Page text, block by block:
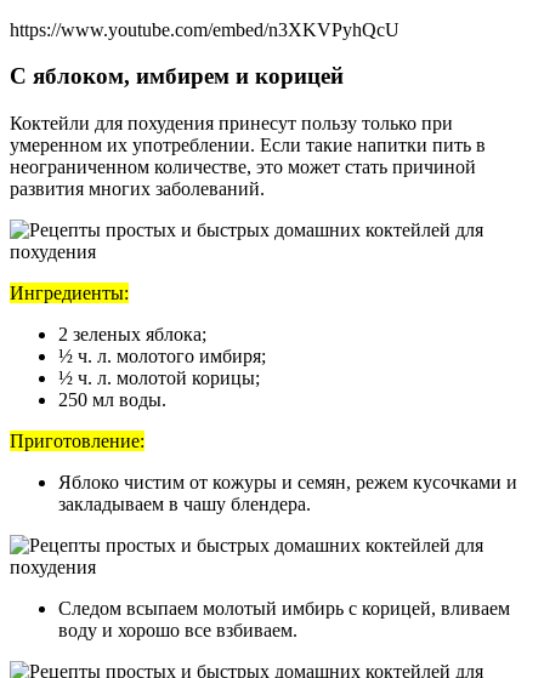
https://www.youtube.com/embed/n3XKVPyhQcU
С яблоком, имбирем и корицей
Коктейли для похудения принесут пользу только при
умеренном их употреблении. Если такие напитки пить в
неограниченном количестве, это может стать причиной
развития многих заболеваний.
Ингредиенты:
2 зеленых яблока;
½ ч. л. молотого имбиря;
½ ч. л. молотой корицы;
250 мл воды.
Приготовление:
Яблоко чистим от кожуры и семян, режем кусочками и
закладываем в чашу блендера.
Следом всыпаем молотый имбирь с корицей, вливаем
воду и хорошо все взбиваем.